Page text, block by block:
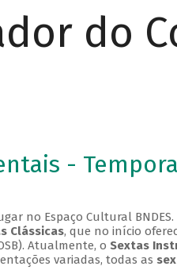
do
-
no Espaço Cultural
Clássicas, que no início
Atualmente, o Sextas
variadas, todas as